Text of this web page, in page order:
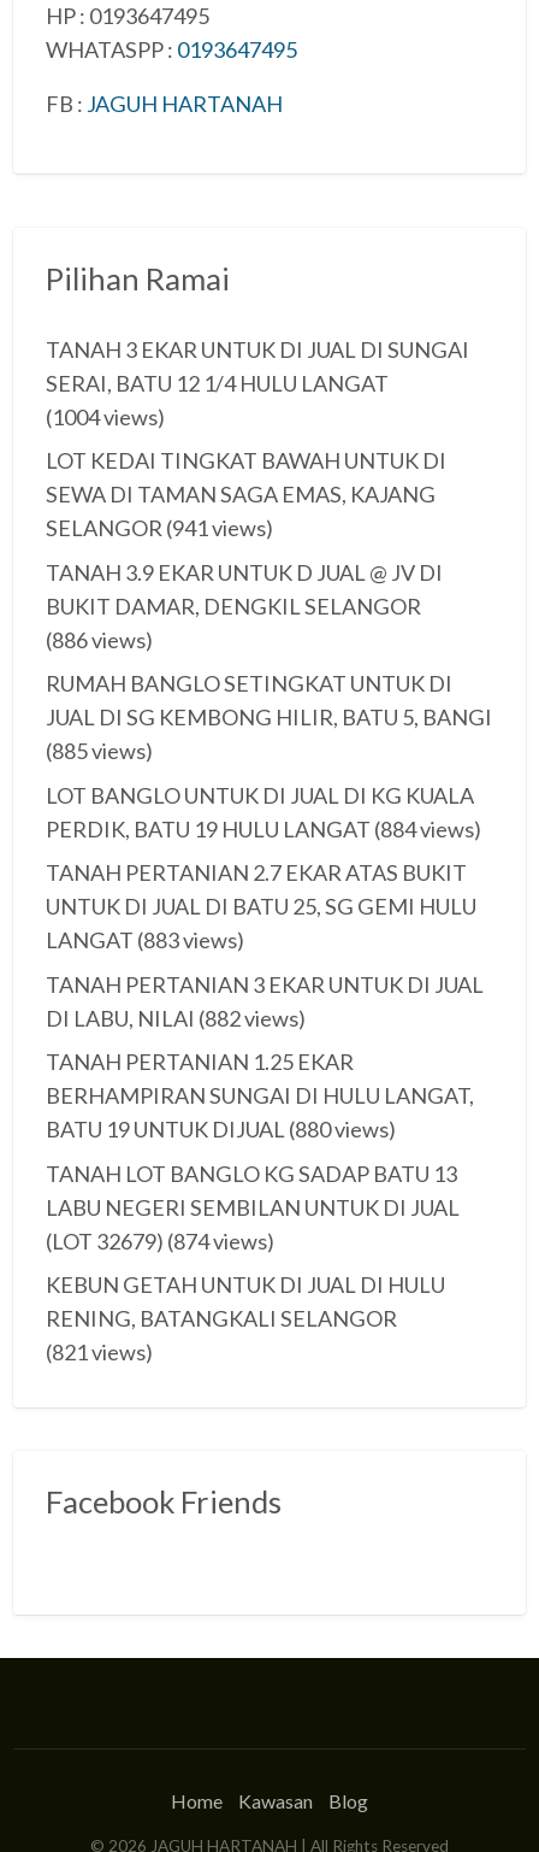
HP : 0193647495
WHATASPP : 0193647495
FB : JAGUH HARTANAH
Pilihan Ramai
TANAH 3 EKAR UNTUK DI JUAL DI SUNGAI
SERAI, BATU 12 1/4 HULU LANGAT
(1004 views)
LOT KEDAI TINGKAT BAWAH UNTUK DI
SEWA DI TAMAN SAGA EMAS, KAJANG
SELANGOR (941 views)
TANAH 3.9 EKAR UNTUK D JUAL @ JV DI
BUKIT DAMAR, DENGKIL SELANGOR
(886 views)
RUMAH BANGLO SETINGKAT UNTUK DI
JUAL DI SG KEMBONG HILIR, BATU 5, BANGI
(885 views)
LOT BANGLO UNTUK DI JUAL DI KG KUALA
PERDIK, BATU 19 HULU LANGAT (884 views)
TANAH PERTANIAN 2.7 EKAR ATAS BUKIT
UNTUK DI JUAL DI BATU 25, SG GEMI HULU
LANGAT (883 views)
TANAH PERTANIAN 3 EKAR UNTUK DI JUAL
DI LABU, NILAI (882 views)
TANAH PERTANIAN 1.25 EKAR
BERHAMPIRAN SUNGAI DI HULU LANGAT,
BATU 19 UNTUK DIJUAL (880 views)
TANAH LOT BANGLO KG SADAP BATU 13
LABU NEGERI SEMBILAN UNTUK DI JUAL
(LOT 32679) (874 views)
KEBUN GETAH UNTUK DI JUAL DI HULU
RENING, BATANGKALI SELANGOR
(821 views)
Facebook Friends
Home Kawasan Blog
© 2026 JAGUH HARTANAH | All Rights Reserved